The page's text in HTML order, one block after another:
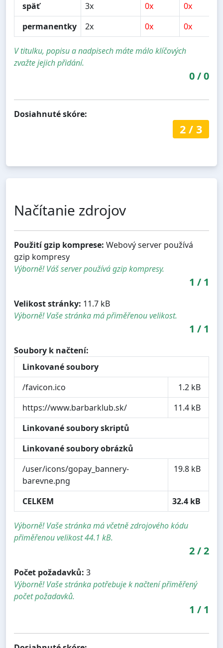
späť
3x 0x
0x
permanentky
2x 0x 0x
V titulku, popisu a nadpisech máte málo klíčových
zvažte jejich přidání.
0/0
Dosiahnuté skóre:
2/ 3
Načítanie zdrojov
Použití gzip komprese: Webový server používá
gzip kompresy
Výborně! Váš server používá gzip kompresy.
1 / 1
Velikost stránky: 11.7 kB
Výborně! Vaše stránka má přiměřenou velikost.
1 / 1
Soubory k načtení:
Linkované soubory
/favicon.ico
1.2 kB
https://www.barbarklub.sk/
11.4 kB
Linkované soubory skriptů
Linkované soubory obrázků
/user/icons/gopay_bannery-
barevne.png
19.8 kB
CELKEM 32.4 kB
Výborně! Vaše stránka má včetně zdrojového kódu
přiměřenou velikost 44.1 kB.
2/2
Počet požadavků: 3
Výborně! Vaše stránka potřebuje k načtení přiměřený
počet požadavků.
1 / 1